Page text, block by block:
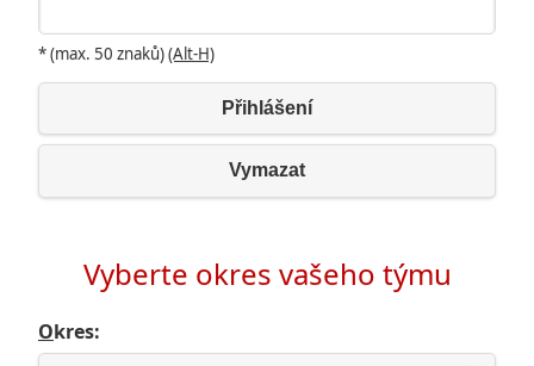
* (max. 50 znaků)(Alt-H)
Přihlášení
Vymazat
Vyberte okres vašeho týmu
Okres: